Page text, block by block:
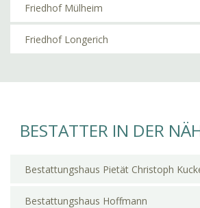
Friedhof Mülheim
Friedhof Longerich
BESTATTER IN DER
Bestattungshaus Pietät Christoph
Bestattungshaus Hoffmann